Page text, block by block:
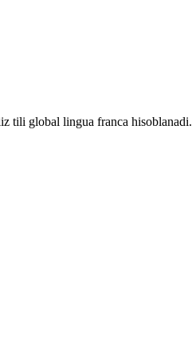
tili global lingua franca hisoblanadi.